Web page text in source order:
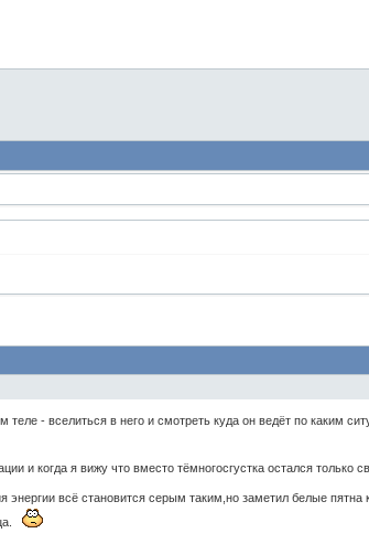
- вселиться в него и смотреть куда он ведёт по каким
и когда я вижу что вместо тёмногосгустка остался только
всё становится серым таким,но заметил белые пятна